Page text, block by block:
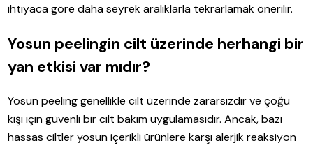
ihtiyaca göre daha seyrek aralıklarla tekrarlamak önerilir.
Yosun peelingin cilt üzerinde herhangi bir
yan etkisi var mıdır?
Yosun peeling genellikle cilt üzerinde zararsızdır ve çoğu
kişi için güvenli bir cilt bakım uygulamasıdır. Ancak, bazı
hassas ciltler yosun içerikli ürünlere karşı alerjik reaksiyon